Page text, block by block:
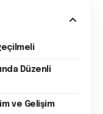
Düzenli
ve Gelişim